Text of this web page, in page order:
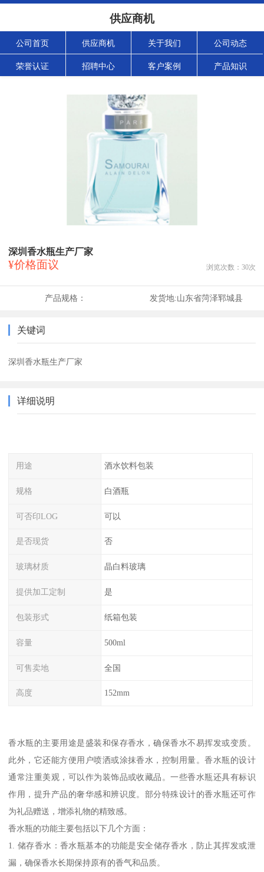
供应商机
公司首页 供应商机 关于我们 公司动态
荣誉认证 招聘中心 客户案例 产品知识
深圳香水瓶生产厂家
¥价格面议 浏览次数： 30次
产品规格： 发货地:山东省菏泽郓城县
关键词
深圳香水瓶生产厂家
详细说明
用途 酒水饮料包装
规格 白酒瓶
可否印LOG 可以
是否现货 否
玻璃材质 晶白料玻璃
提供加工定制 是
包装形式 纸箱包装
容量 500ml
可售卖地 全国
高度 152mm
香水瓶的主要用途是盛装和保存香水，确保香水不易挥发或变质。
此外，它还能方便用户喷洒或涂抹香水，控制用量。香水瓶的设计
通常注重美观，可以作为装饰品或收藏品。一些香水瓶还具有标识
作用，提升产品的奢华感和辨识度。部分特殊设计的香水瓶还可作
为礼品赠送，增添礼物的精致感。
香水瓶的功能主要包括以下几个方面：
1. 储存香水：香水瓶基本的功能是安全储存香水，防止其挥发或泄
漏，确保香水长期保持原有的香气和品质。